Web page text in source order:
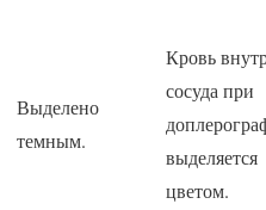
Выделено
темным.
Кровь
сосуда при
выделяется
цветом.